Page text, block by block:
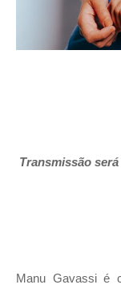
Transmissão
Manu Gavassi é